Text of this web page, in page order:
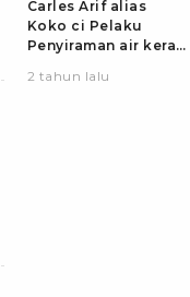
Carles Arif alias
Koko ci Pelaku
Penyiraman air keras
Lembata di tangkap
2 tahun lalu